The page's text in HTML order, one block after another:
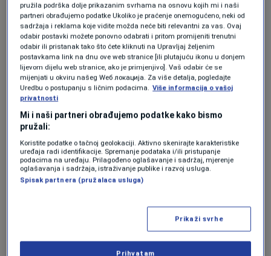
pružila podrška dolje prikazanim svrhama na osnovu kojih mi i naši
partneri obrađujemo podatke Ukoliko je praćenje onemogućeno, neki od
sadržaja i reklama koje vidite možda neće biti relevantni za vas. Ovaj
odabir postavki možete ponovno odabrati i pritom promijeniti trenutni
odabir ili pristanak tako što ćete kliknuti na Upravljaj željenim
postavkama link na dnu ove web stranice [ili plutajuću ikonu u donjem
lijevom dijelu web stranice, ako je primjenjivo]. Vaš odabir će se
mijenjati u okviru našeg Wеб локација. Za više detalja, pogledajte
Uredbu o postupanju s ličnim podacima. Više informacija o vašoj
privatnosti
Mi i naši partneri obrađujemo podatke kako bismo
pružali:
Koristite podatke o tačnoj geolokaciji. Aktivno skenirajte karakteristike
uređaja radi identifikacije. Spremanje podataka i/ili pristupanje
podacima na uređaju. Prilagođeno oglašavanje i sadržaj, mjerenje
oglašavanja i sadržaja, istraživanje publike i razvoj usluga.
Spisak partnera (pružalaca usluga)
Prikaži svrhe
Prihvatam